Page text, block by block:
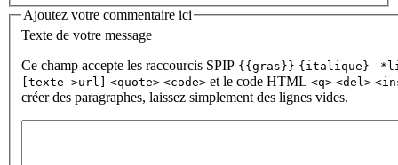
Ajoutez votre commentaire ici
Texte de votre message
Ce champ accepte les raccourcis SPIP {{gras}} {italique} -
[texte->url]
<quote> <code> et le code HTML <q> <del>
créer des paragraphes, laissez simplement des lignes vides.